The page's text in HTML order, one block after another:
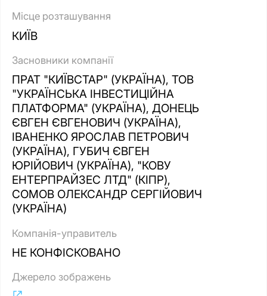
Місце розташування
КИЇВ
Засновники компанії
ПРАТ "КИЇВСТАР" (УКРАЇНА), ТОВ
"УКРАЇНСЬКА ІНВЕСТИЦІЙНА
ПЛАТФОРМА" (УКРАЇНА), ДОНЕЦЬ
ЄВГЕН ЄВГЕНОВИЧ (УКРАЇНА),
ІВАНЕНКО ЯРОСЛАВ ПЕТРОВИЧ
(УКРАЇНА), ГУБИЧ ЄВГЕН
ЮРІЙОВИЧ (УКРАЇНА), "КОВУ
ЕНТЕРПРАЙЗЕС ЛТД" (КІПР),
СОМОВ ОЛЕКСАНДР СЕРГІЙОВИЧ
(УКРАЇНА)
Компанія-управитель
НЕ КОНФІСКОВАНО
Джерело зображень